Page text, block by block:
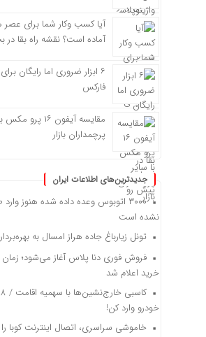
آیا کسب وکار شما برای
آماده است؟ نقشه راه بقا
۶ ابزار ضروری اما رایگان
فارکس
مقایسه آیفون ۱۶
پرچمداران بازار
جدیدترین‌های اطلاعات ایران
۳۰۰۰ اتوبوس وعده داده شده هنوز
نشده است
تونل زیارباغ جاده هراز امسال به
فروش فوری دنا پلاس آغاز می‌شود؛
خرید اعلام شد
خودرو وارد کن!
خاموشی سراسری، اتصال اینترنت کوبا